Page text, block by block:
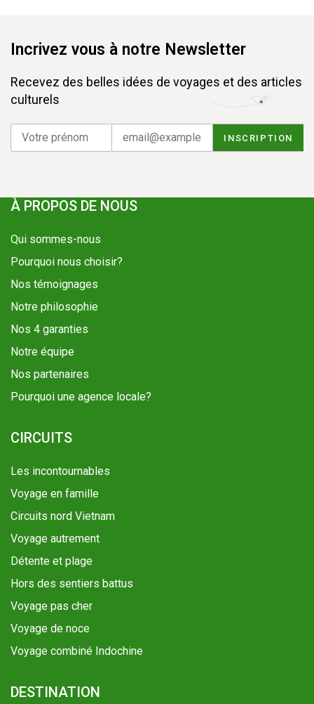
Incrivez vous à notre Newsletter
Recevez des belles idées de voyages et des articles
culturels
À PROPOS DE NOUS
Qui sommes-nous
Pourquoi nous choisir?
Nos témoignages
Notre philosophie
Nos 4 garanties
Notre équipe
Nos partenaires
Pourquoi une agence locale?
CIRCUITS
Les incontournables
Voyage en famille
Circuits nord Vietnam
Voyage autrement
Détente et plage
Hors des sentiers battus
Voyage pas cher
Voyage de noce
Voyage combiné Indochine
DESTINATION